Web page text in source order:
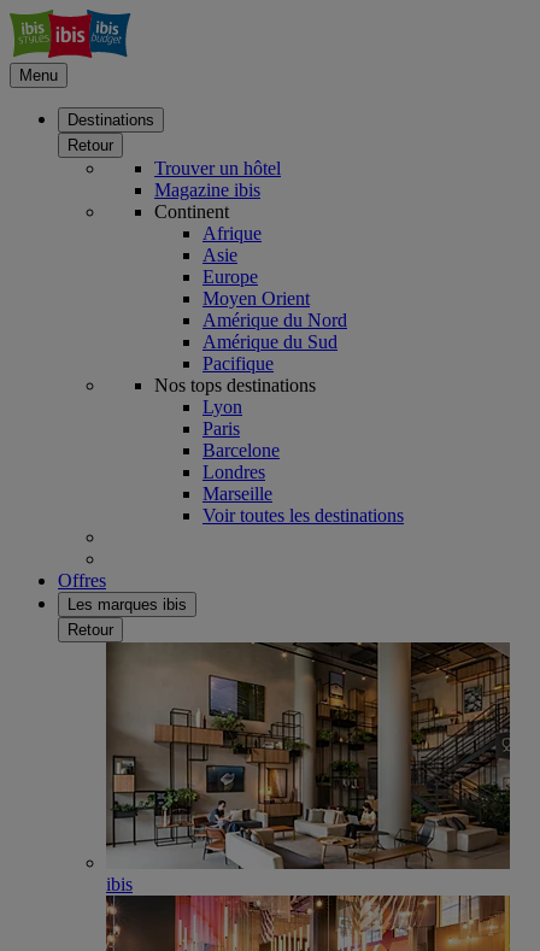
Menu
Destinations
Retour
Trouver un hôtel
Magazine ibis
Continent
Afrique
Asie
Europe
Moyen Orient
Amérique du Nord
Amérique du Sud
Pacifique
Nos tops destinations
Lyon
Paris
Barcelone
Londres
Marseille
Voir toutes les destinations
Offres
Les marques ibis
Retour
ibis